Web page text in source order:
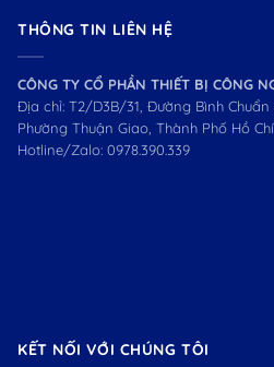
THÔNG TIN LIÊN HỆ
CÔNG TY CỔ PHẦN THIẾT BỊ CÔNG
Địa chỉ: T2/D3B/31, Đường Bình Chuẩn
Phường Thuận Giao, Thành Phố Hồ
Hotline/Zalo: 0978.390.339
KẾT NỐI VỚI CHÚNG TÔI